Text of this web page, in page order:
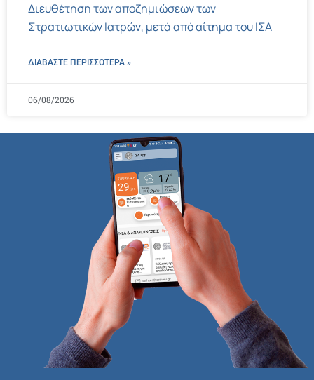
Διευθέτηση των αποζημιώσεων των
Στρατιωτικών Ιατρών, μετά από αίτημα του ΙΣΑ
ΔΙΑΒΑΣΤΕ ΠΕΡΙΣΣΌΤΕΡΑ »
06/08/2026